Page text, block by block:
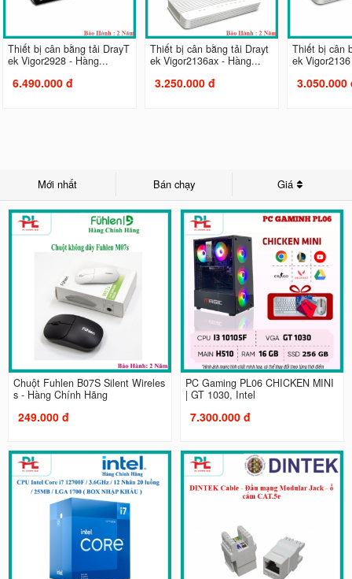
Thiết bị cân bằng tải DrayT
ek Vigor2928 - Hàng...
6.490.000 đ
Thiết bị cân bằng tải Drayt
ek Vigor2136ax - Hàng...
3.250.000 đ
Thiết bị cân
ek
3.050.000
Mới nhất Bán chạy Giá
Chuột Fuhlen B07S Silent Wireles
s - Hàng Chính Hãng
249.000 đ
PC Gaming PL06 CHICKEN MINI
| GT 1030, Intel
7.300.000 đ